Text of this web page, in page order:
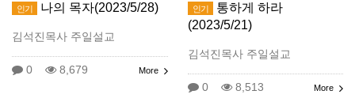
인기 나의 목자(2023/5/28)
김석진목사 주일설교
0 8,679 More
인기
통하게 하라
(2023/5/21)
김석진목사 주일설교
0 8,513 More